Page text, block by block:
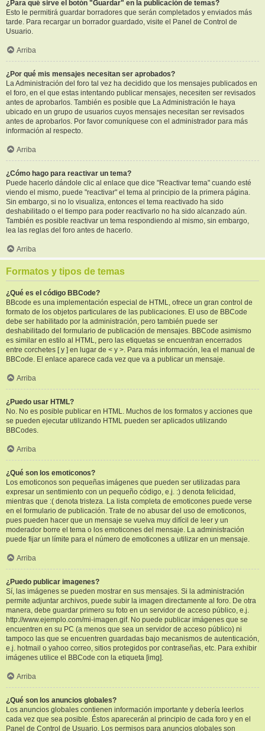
¿Para qué sirve el botón "Guardar" en la publicación de temas?
Esto le permitirá guardar borradores que serán completados y enviados más
tarde. Para recargar un borrador guardado, visite el Panel de Control de
Usuario.
Arriba
¿Por qué mis mensajes necesitan ser aprobados?
La Administración del foro tal vez ha decidido que los mensajes publicados en
el foro, en el que estas intentando publicar mensajes, necesiten ser revisados
antes de aprobarlos. También es posible que La Administración le haya
ubicado en un grupo de usuarios cuyos mensajes necesitan ser revisados
antes de aprobarlos. Por favor comuníquese con el administrador para más
información al respecto.
Arriba
¿Cómo hago para reactivar un tema?
Puede hacerlo dándole clic al enlace que dice "Reactivar tema" cuando esté
viendo el mismo, puede "reactivar" el tema al principio de la primera página.
Sin embargo, si no lo visualiza, entonces el tema reactivado ha sido
deshabilitado o el tiempo para poder reactivarlo no ha sido alcanzado aún.
También es posible reactivar un tema respondiendo al mismo, sin embargo,
lea las reglas del foro antes de hacerlo.
Arriba
Formatos y tipos de temas
¿Qué es el código BBCode?
BBcode es una implementación especial de HTML, ofrece un gran control de
formato de los objetos particulares de las publicaciones. El uso de BBCode
debe ser habilitado por la administración, pero también puede ser
deshabilitado del formulario de publicación de mensajes. BBCode asimismo
es similar en estilo al HTML, pero las etiquetas se encuentran encerrados
entre corchetes [ y ] en lugar de < y >. Para más información, lea el manual de
BBCode. El enlace aparece cada vez que va a publicar un mensaje.
Arriba
¿Puedo usar HTML?
No. No es posible publicar en HTML. Muchos de los formatos y acciones que
se pueden ejecutar utilizando HTML pueden ser aplicados utilizando
BBCodes.
Arriba
¿Qué son los emoticonos?
Los emoticonos son pequeñas imágenes que pueden ser utilizadas para
expresar un sentimiento con un pequeño código, e.j. :) denota felicidad,
mientras que :( denota tristeza. La lista completa de emoticones puede verse
en el formulario de publicación. Trate de no abusar del uso de emoticonos,
pues pueden hacer que un mensaje se vuelva muy difícil de leer y un
moderador borre el tema o los emoticones del mensaje. La administración
puede fijar un límite para el número de emoticones a utilizar en un mensaje.
Arriba
¿Puedo publicar imagenes?
Sí, las imágenes se pueden mostrar en sus mensajes. Si la administración
permite adjuntar archivos, puede subir la imagen directamente al foro. De otra
manera, debe guardar primero su foto en un servidor de acceso público, e.j.
http://www.ejemplo.com/mi-imagen.gif. No puede publicar imágenes que se
encuentren en su PC (a menos que sea un servidor de acceso público) ni
tampoco las que se encuentren guardadas bajo mecanismos de autenticación,
e.j. hotmail o yahoo correo, sitios protegidos por contraseñas, etc. Para exhibir
imágenes utilice el BBCode con la etiqueta [img].
Arriba
¿Qué son los anuncios globales?
Los anuncios globales contienen información importante y debería leerlos
cada vez que sea posible. Éstos aparecerán al principio de cada foro y en el
Panel de Control de Usuario. Los permisos para anuncios globales son